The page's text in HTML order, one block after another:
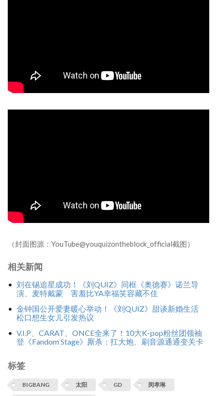
（封面图源：YouTube@youquizontheblock_official截图）
相关新闻
刘在锡追星成功！《刘QUIZ》同框《奥德赛》诺兰导
演、麦特戴蒙 害羞比YA幸福笑容藏不住
金钟国公开爱妻暖心举动！《刘QUIZ》甜谈新婚生活
松口想生女儿引发热议
V.I.P、CARAT、ONCE全来了！10大K-pop粉丝团领袖
登《Fandom Stage》厮杀：扛大炮、刷音源通通变关卡
标签
BIGBANG 太阳 GD 闵孝琳